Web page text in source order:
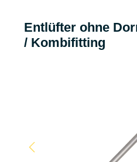
Entlüfter ohne
/ Kombifitting